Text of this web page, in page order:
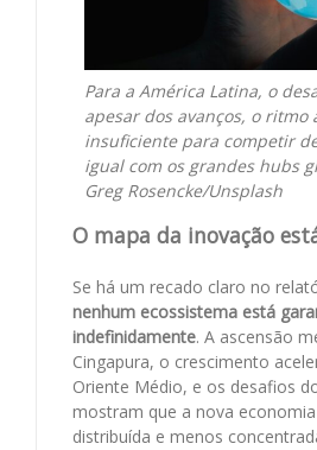
Para a América Latina, o
apesar dos avanços, o ritmo
insuficiente para competir
igual com os grandes hubs
Greg Rosencke/Unsplash
O mapa da inovação
Se há um recado claro no
nenhum ecossistema está
indefinidamente. A ascensão
Cingapura, o crescimento
Oriente Médio, e os desafios
mostram que a nova
distribuída e menos